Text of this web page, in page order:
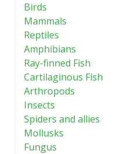
Birds
Mammals
Reptiles
Amphibians
Ray-finned Fish
Cartilaginous Fish
Arthropods
Insects
Spiders and allies
Mollusks
Fungus